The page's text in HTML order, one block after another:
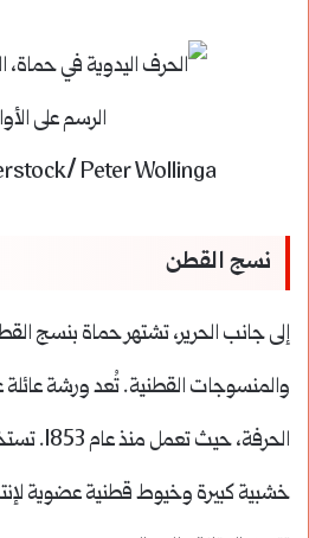
الرسم على
Peter Wollinga
نسج القطن
إلى جانب الحرير، تشتهر حماة بنسج
والمنسوجات القطنية. تُعد ورشة عائلة
الحرفة،
خشبية كبيرة وخيوط قطنية عضوية